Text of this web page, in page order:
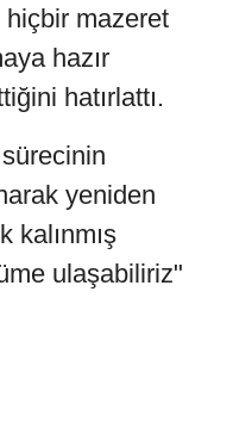
hiçbir mazeret
hazır
hatırlattı.
yeniden
kalınmış
ulaşabiliriz"